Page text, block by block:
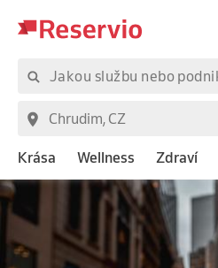
Krása Wellness Zdraví